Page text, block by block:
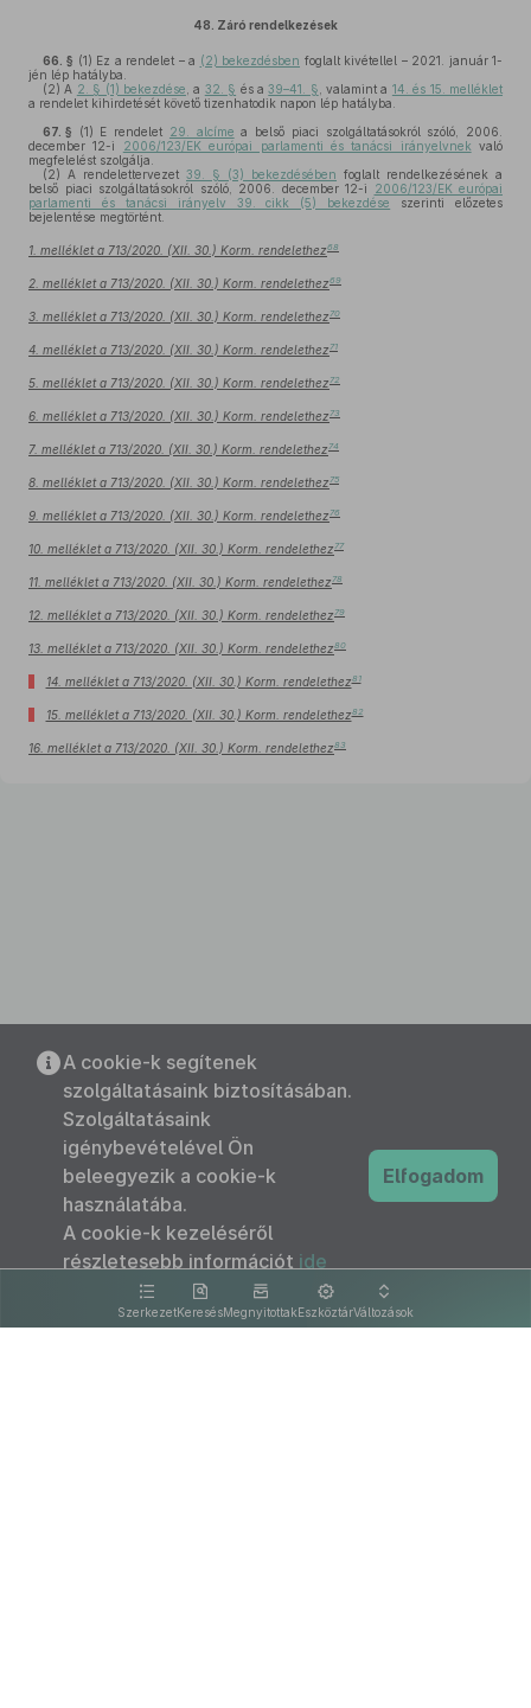
48. Záró rendelkezések
66. § (1) Ez a rendelet – a (2) bekezdésben foglalt kivétellel – 2021. január 1-
jén lép hatályba.
(2) A 2. § (1) bekezdése , a 32. § és a39–41. § , valamint a 14. és 15. melléklet
a rendelet kihirdetését követő tizenhatodik napon lép hatályba.
67. § (1) E rendelet 29. alcíme a belső piaci szolgáltatásokról szóló, 2006.
december 12-i
2006/123/EK európai parlamenti és tanácsi irányelvnek való
megfelelést szolgálja.
(2) A rendelettervezet 39. § (3) bekezdésében foglalt rendelkezésének a
belső piaci szolgáltatásokról szóló, 2006. december 12-i
2006/123/EK európai
parlamenti és tanácsi irányelv 39. cikk (5) bekezdése
szerinti előzetes
bejelentése megtörtént.
1. melléklet a 713/2020. (XII. 30.) Korm. rendelethez68
2. melléklet a 713/2020. (XII. 30.) Korm. rendelethez69
3. melléklet a 713/2020. (XII. 30.) Korm. rendelethez 70
4. melléklet a 713/2020. (XII. 30.) Korm. rendelethez 71
5. melléklet a 713/2020. (XII. 30.) Korm. rendelethez 72
6. melléklet a 713/2020. (XII. 30.) Korm. rendelethez 73
7. melléklet a 713/2020. (XII. 30.) Korm. rendelethez 74
8. melléklet a 713/2020. (XII. 30.) Korm. rendelethez 75
9. melléklet a 713/2020. (XII. 30.) Korm. rendelethez 76
10. melléklet a 713/2020. (XII. 30.) Korm. rendelethez 77
11. melléklet a 713/2020. (XII. 30.) Korm. rendelethez 78
12. melléklet a 713/2020. (XII. 30.) Korm. rendelethez 79
13. melléklet a 713/2020. (XII. 30.) Korm. rendelethez80
14. melléklet a 713/2020. (XII. 30.) Korm. rendelethez81
15. melléklet a 713/2020. (XII. 30.) Korm. rendelethez82
16. melléklet a 713/2020. (XII. 30.) Korm. rendelethez83
SzerkezetKeresésMegnyitottakEszköztárVáltozások
A cookie-k segítenek
szolgáltatásaink biztosításában.
Szolgáltatásaink
igénybevételével Ön
beleegyezik a cookie-k
használatába.
A cookie-k kezeléséről
részletesebb információt ide
kattintva olvashat.
Elfogadom